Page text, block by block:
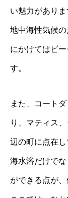
い魅力がありま
地中海性気候
にかけてはビ
す。
また、コート
り、マティス
辺の町に点在し
海水浴だけで
ができる点が